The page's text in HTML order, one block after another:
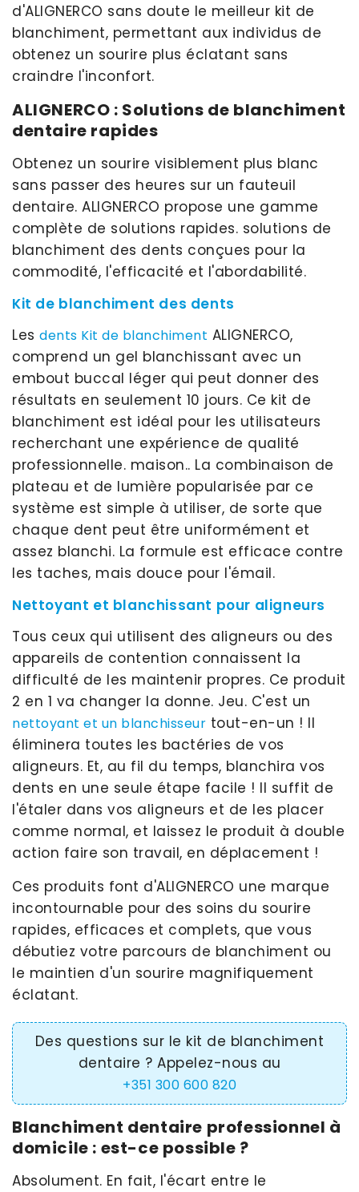
d'ALIGNERCO sans doute le meilleur kit de
blanchiment, permettant aux individus de
obtenez un sourire plus éclatant sans
craindre l'inconfort.
ALIGNERCO : Solutions de blanchiment
dentaire rapides
Obtenez un sourire visiblement plus blanc
sans passer des heures sur un fauteuil
dentaire. ALIGNERCO propose une gamme
complète de solutions rapides. solutions de
blanchiment des dents conçues pour la
commodité, l'efficacité et l'abordabilité.
Kit de blanchiment des dents
Les dents Kit de blanchiment ALIGNERCO,
comprend un gel blanchissant avec un
embout buccal léger qui peut donner des
résultats en seulement 10 jours. Ce kit de
blanchiment est idéal pour les utilisateurs
recherchant une expérience de qualité
professionnelle. maison.. La combinaison de
plateau et de lumière popularisée par ce
système est simple à utiliser, de sorte que
chaque dent peut être uniformément et
assez blanchi. La formule est efficace contre
les taches, mais douce pour l'émail.
Nettoyant et blanchissant pour aligneurs
Tous ceux qui utilisent des aligneurs ou des
appareils de contention connaissent la
difficulté de les maintenir propres. Ce produit
2 en 1 va changer la donne. Jeu. C'est un
nettoyant et un blanchisseur tout-en-un ! Il
éliminera toutes les bactéries de vos
aligneurs. Et, au fil du temps, blanchira vos
dents en une seule étape facile ! Il suffit de
l'étaler dans vos aligneurs et de les placer
comme normal, et laissez le produit à double
action faire son travail, en déplacement !
Ces produits font d'ALIGNERCO une marque
incontournable pour des soins du sourire
rapides, efficaces et complets, que vous
débutiez votre parcours de blanchiment ou
le maintien d'un sourire magnifiquement
éclatant.
Des questions sur le kit de blanchiment
dentaire ? Appelez-nous au
+351 300 600 820
Blanchiment dentaire professionnel à
domicile : est-ce possible ?
Absolument. En fait, l'écart entre le